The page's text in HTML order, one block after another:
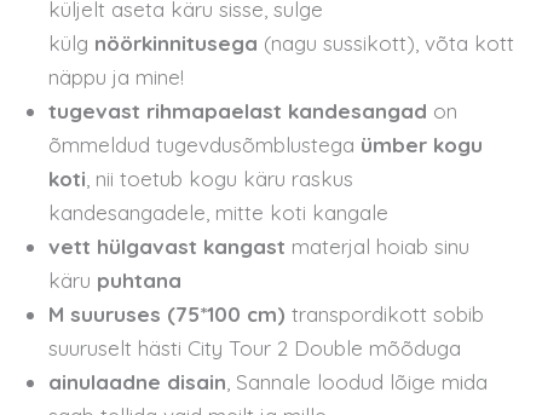
küljelt aseta käru sisse, sulge
külg nöörkinnitusega (nagu sussikott), võta kott
näppu ja mine!
tugevast rihmapaelast kandesangad on
õmmeldud tugevdusõmblustega ümber kogu
koti , nii toetub kogu käru raskus
kandesangadele, mitte koti kangale
vett hülgavast kangast materjal hoiab sinu
käru puhtana
M suuruses (75*100 cm) transpordikott sobib
suuruselt hästi City Tour 2 Double mõõduga
ainulaadne disain , Sannale loodud lõige mida